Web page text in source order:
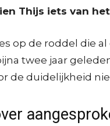
Thijs iets van
op de roddel die
twee jaar
de duidelijkheid